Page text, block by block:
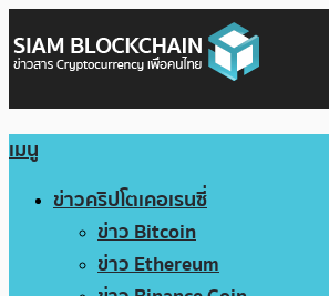
เมนู
ข่าวคริปโตเคอเรนซี่
ข่าว Bitcoin
ข่าว Ethereum